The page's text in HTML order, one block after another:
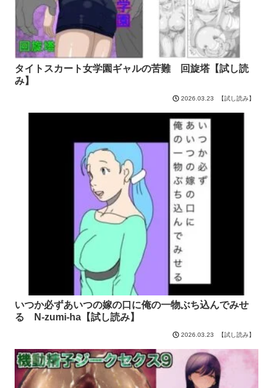
タイトスカート女学園ギャルの苦難 回旋塔【試し読
み】
2026.03.23 【試し読み】
いつか必ずあいつの嫁の口に俺の一物ぶち込んでみせ
る N-zumi-ha【試し読み】
2026.03.23 【試し読み】